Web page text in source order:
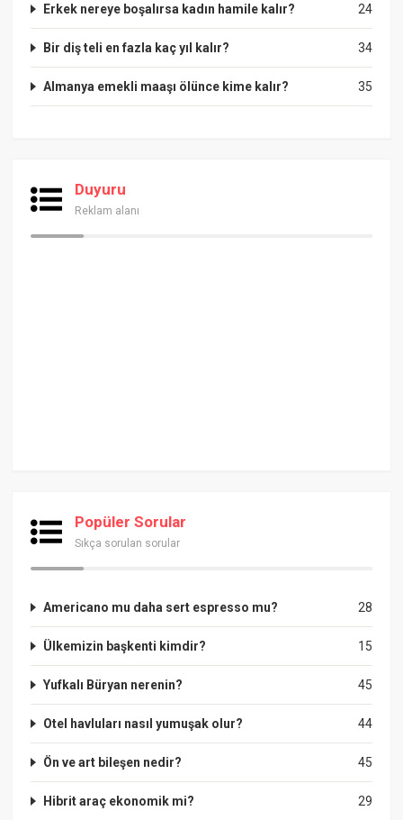
24
Erkek nereye boşalırsa kadın hamile kalır?
34
Bir diş teli en fazla kaç yıl kalır?
35
Almanya emekli maaşı ölünce kime kalır?
Duyuru
Reklam alanı
Popüler Sorular
Sıkça sorulan sorular
28
Americano mu daha sert espresso mu?
15
Ülkemizin başkenti kimdir?
45
Yufkalı Büryan nerenin?
44
Otel havluları nasıl yumuşak olur?
45
Ön ve art bileşen nedir?
29
Hibrit araç ekonomik mi?